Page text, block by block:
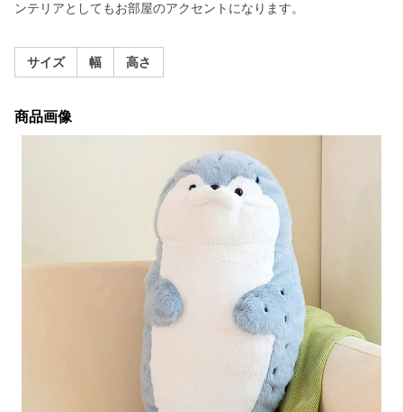
ンテリアとしてもお部屋のアクセントになります。
サイズ 幅 高さ
商品画像